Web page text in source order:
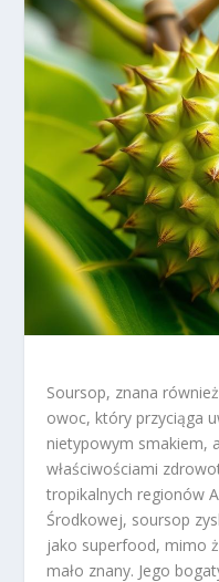
Soursop, znana
owoc, który przyciąga
nietypowym smakiem,
właściwościami
tropikalnych regionów
Środkowej, soursop
jako superfood, mimo
mało znany. Jego